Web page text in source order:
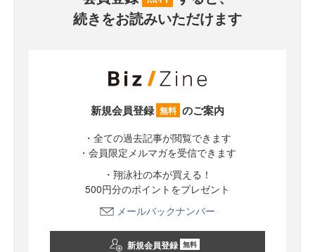
続きをお読みいただけます
新規会員登録 無料 のご案内
・全ての過去記事が閲覧できます
・会員限定メルマガを受信できます
・翔泳社の本が買える！
500円分のポイントをプレゼント
メールバックナンバー
新規会員登録 無料